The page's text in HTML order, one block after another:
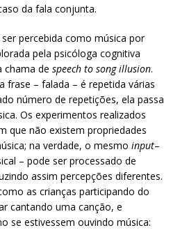
da fala conjunta.
percebida como música por
pela psicóloga cognitiva
chama de speech to song illusion.
frase – falada – é repetida várias
número de repetições, ela passa
Os experimentos realizados
que não existem propriedades
na verdade, o mesmo input–
– pode ser processado de
assim percepções diferentes.
as crianças participando do
cantando uma canção, e
se estivessem ouvindo música: